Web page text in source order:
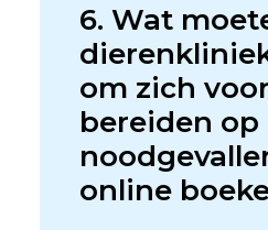
6. Wat
om zich
bereiden op
online